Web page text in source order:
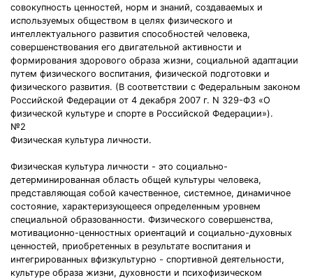
совокупность ценностей, норм и знаний, создаваемых и
используемых обществом в целях физического и
интеллектуального развития способностей человека,
совершенствования его двигательной активности и
формирования здорового образа жизни, социальной адаптации
путем физического воспитания, физической подготовки и
физического развития. (В соответствии с Федеральным законом
Российской Федерации от 4 декабря 2007 г. N 329-ФЗ «О
физической культуре и спорте в Российской Федерации»).
№2
Физическая культура личности.
Физическая культура личности - это социально-
детерминированная область общей культуры человека,
представляющая собой качественное, системное, динамичное
состояние, характеризующееся определенным уровнем
специальной образованности. Физического совершенства,
мотивационно-ценностных ориентаций и социально-духовных
ценностей, приобретенных в результате воспитания и
интегрированных вфизкультурно - спортивной деятельности,
культуре образа жизни, духовности и психофизическом